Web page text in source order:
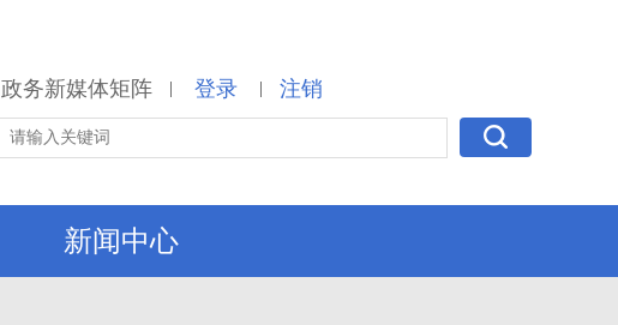
政务新媒体矩阵 | 登录 | 注销
新闻中心